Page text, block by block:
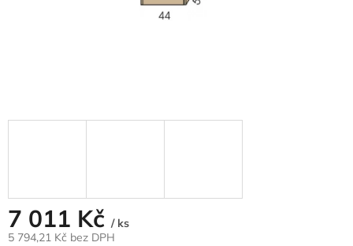
7 011 Kč / ks
5 794,21 Kč bez DPH